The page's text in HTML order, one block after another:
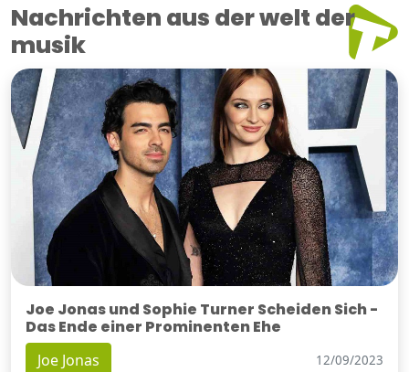
Nachrichten aus der welt der
musik
Joe Jonas und Sophie Turner Scheiden Sich -
Das Ende einer Prominenten Ehe
Joe Jonas 12/09/2023